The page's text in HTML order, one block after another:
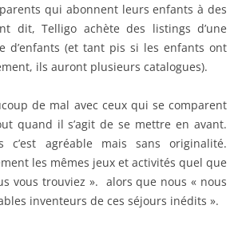
qui abonnent leurs enfants à des
dit, Telligo achète des listings d’une
d’enfants (et tant pis si les enfants ont
ils auront plusieurs catalogues).
de mal avec ceux qui se comparent
quand il s’agit de se mettre en avant.
c’est agréable mais sans originalité.
les mêmes jeux et activités quel que
vous trouviez ». alors que nous « nous
inventeurs de ces séjours inédits ».